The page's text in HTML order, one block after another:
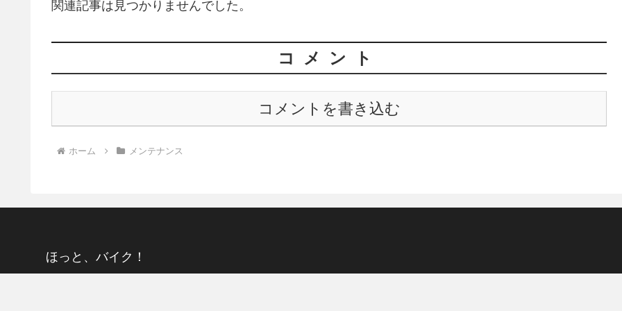
関連記事は見つかりませんでした。
コメント
コメントを書き込む
ホーム メンテナンス
ほっと、バイク！